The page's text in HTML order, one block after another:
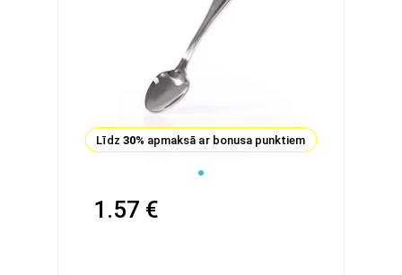
Līdz 30% apmaksā ar bonusa punktiem
1.57 €